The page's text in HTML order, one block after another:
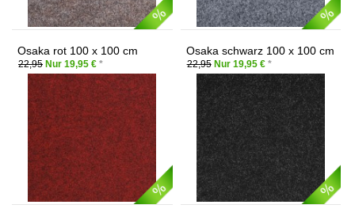
Osaka rot 100 x 100 cm
22,95 Nur 19,95 € *
Osaka schwarz 100 x 100 cm
22,95Nur 19,95 € *